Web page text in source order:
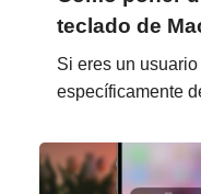
teclado de
Si eres un
específicamente